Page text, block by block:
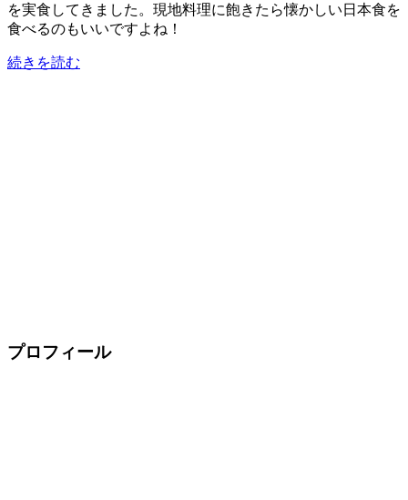
を実食してきました。現地料理に飽きたら懐かしい日本食を
食べるのもいいですよね！
続きを読む
プロフィール